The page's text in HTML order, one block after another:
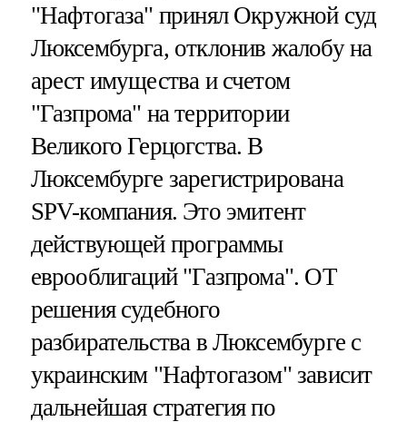
"Нафтогаза" принял Окружной суд
Люксембурга, отклонив жалобу на
арест имущества и счетом
"Газпрома" на территории
Великого Герцогства. В
Люксембурге зарегистрирована
SPV-компания. Это эмитент
действующей программы
еврооблигаций "Газпрома". ОТ
решения судебного
разбирательства в Люксембурге с
украинским "Нафтогазом" зависит
дальнейшая стратегия по